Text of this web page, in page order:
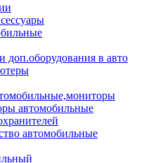
доп.оборудования в авто
автомобильные
автомобильные